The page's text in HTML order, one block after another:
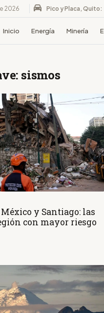
2026 Pico y Placa, Quito:
Inicio Energía Minería
sismos
y Santiago: las
con mayor riesgo